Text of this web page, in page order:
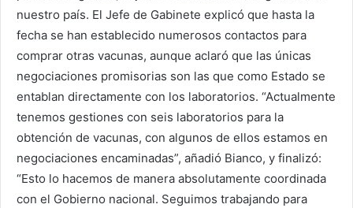
nuestro país. El Jefe de Gabinete explicó que hasta la
fecha se han establecido numerosos contactos para
comprar otras vacunas, aunque aclaró que las únicas
negociaciones promisorias son las que como Estado se
entablan directamente con los laboratorios. “Actualmente
tenemos gestiones con seis laboratorios para la
obtención de vacunas, con algunos de ellos estamos en
negociaciones encaminadas”, añadió Bianco, y finalizó:
“Esto lo hacemos de manera absolutamente coordinada
con el Gobierno nacional. Seguimos trabajando para